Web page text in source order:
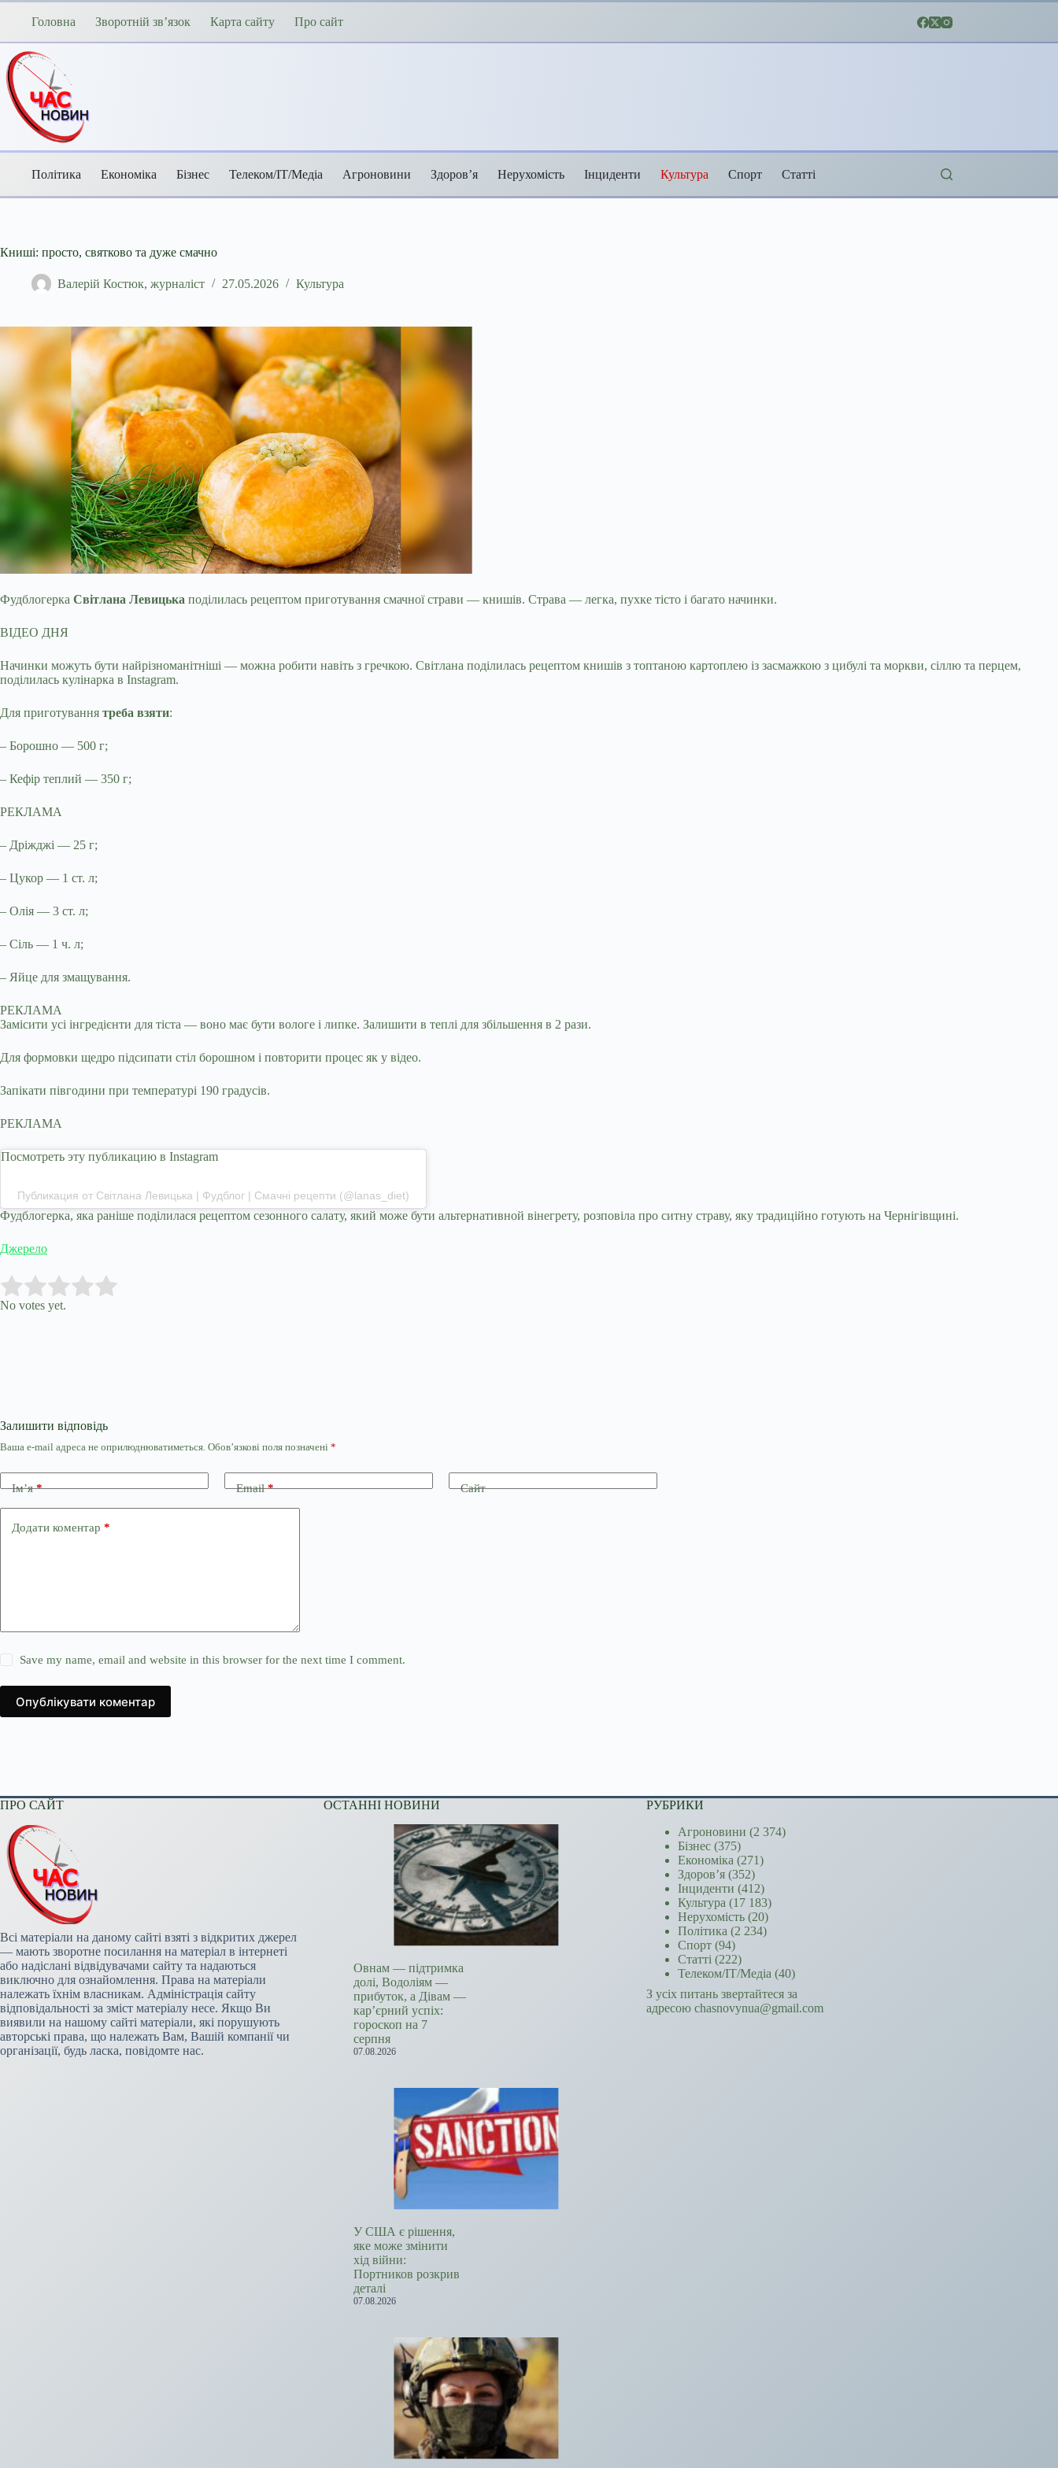
Перейти
Головна Зворотній зв’язок Карта сайту Про сайт
Політика Економіка Бізнес Телеком/ІТ/Медіа Агроновини Здоров’я Нерухомість Інциденти Культура Спорт Статті
Книші: просто, святково та дуже смачно
Валерій Костюк, журналіст 27.05.2026 Культура
Фудблогерка Світлана Левицька поділилась рецептом приготування смачної страви — книшів. Страва — легка, пухке тісто і багато начинки.
ВІДЕО ДНЯ
Начинки можуть бути найрізноманітніші — можна робити навіть з гречкою. Світлана поділилась рецептом книшів з топтаною картоплею із засмажкою з цибулі та моркви, сіллю та перцем,
поділилась кулінарка в Instagram.
Для приготування треба взяти:
– Борошно — 500 г;
– Кефір теплий — 350 г;
РЕКЛАМА
– Дріжджі — 25 г;
– Цукор — 1 ст. л;
– Олія — 3 ст. л;
– Сіль — 1 ч. л;
– Яйце для змащування.
РЕКЛАМА
Замісити усі інгредієнти для тіста — воно має бути вологе і липке. Залишити в теплі для збільшення в 2 рази.
Для формовки щедро підсипати стіл борошном і повторити процес як у відео.
Запікати півгодини при температурі 190 градусів.
РЕКЛАМА
Посмотреть эту публикацию в Instagram
Публикация от Світлана Левицька | Фудблог | Смачні рецепти (@lanas_diet)
Фудблогерка, яка раніше поділилася рецептом сезонного салату, який може бути альтернативной вінегрету, розповіла про ситну страву, яку традиційно готують на Чернігівщині.
Джерело
Rate this item:
No votes yet.
Залишити відповідь
Ваша e-mail адреса не оприлюднюватиметься. Обов’язкові поля позначені *
Ім’я* Email* Сайт
Додати коментар *
Save my name, email and website in this browser for the next time I comment.
Опублікувати коментар
ПРО САЙТ
Всі матеріали на даному сайті взяті з відкритих джерел
— мають зворотне посилання на матеріал в інтернеті
або надіслані відвідувачами сайту та надаються
виключно для ознайомлення. Права на матеріали
належать їхнім власникам. Адміністрація сайту
відповідальності за зміст матеріалу несе. Якщо Ви
виявили на нашому сайті матеріали, які порушують
авторські права, що належать Вам, Вашій компанії чи
організації, будь ласка, повідомте нас.
ОСТАННІ НОВИНИ
Овнам — підтримка
долі, Водоліям —
прибуток, а Дівам —
кар’єрний успіх:
гороскоп на 7
серпня
07.08.2026
У США є рішення,
яке може змінити
хід війни:
Портников розкрив
деталі
07.08.2026
РУБРИКИ
Агроновини (2 374)
Бізнес (375)
Економіка (271)
Здоров’я (352)
Інциденти (412)
Культура (17 183)
Нерухомість (20)
Політика (2 234)
Спорт (94)
Статті (222)
Телеком/ІТ/Медіа (40)
З усіх питань звертайтеся за
адресою chasnovynua@gmail.com